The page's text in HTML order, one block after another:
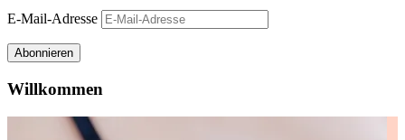
E-Mail-Adresse
Abonnieren
Willkommen